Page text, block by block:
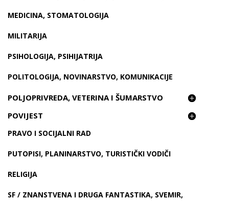
MEDICINA, STOMATOLOGIJA
MILITARIJA
PSIHOLOGIJA, PSIHIJATRIJA
POLITOLOGIJA, NOVINARSTVO, KOMUNIKACIJE
POLJOPRIVREDA, VETERINA I ŠUMARSTVO
POVIJEST
PRAVO I SOCIJALNI RAD
PUTOPISI, PLANINARSTVO, TURISTIČKI VODIČI
RELIGIJA
SF / ZNANSTVENA I DRUGA FANTASTIKA, SVEMIR,